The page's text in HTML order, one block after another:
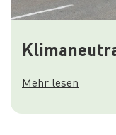
Mehr lesen